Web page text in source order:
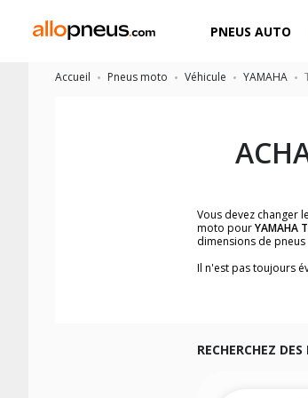
PNEUS AUTO
Accueil Pneus moto Véhicule YAMAHA
Vous devez changer
moto pourYAMAHA
dimensions de
Il n'est pas toujours
Vous ne savez pas
facilement.
RECHERCHEZ DES